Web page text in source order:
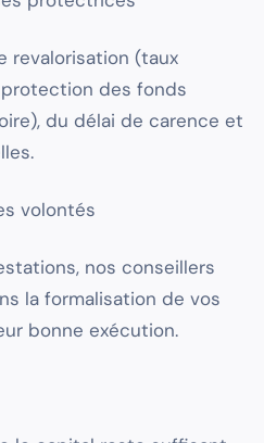
revalorisation (taux
des fonds
du délai de carence et
volontés
nos conseillers
la formalisation de vos
bonne exécution.